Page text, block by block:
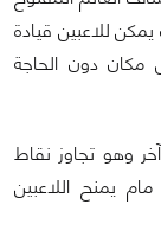
للاعبين قيادة
مكان دون الحاجة
وهو تجاوز نقاط
يمنح اللاعبين